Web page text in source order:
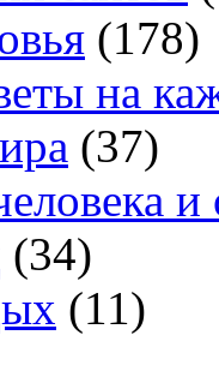
(178)
на
(37)
(34)
(11)